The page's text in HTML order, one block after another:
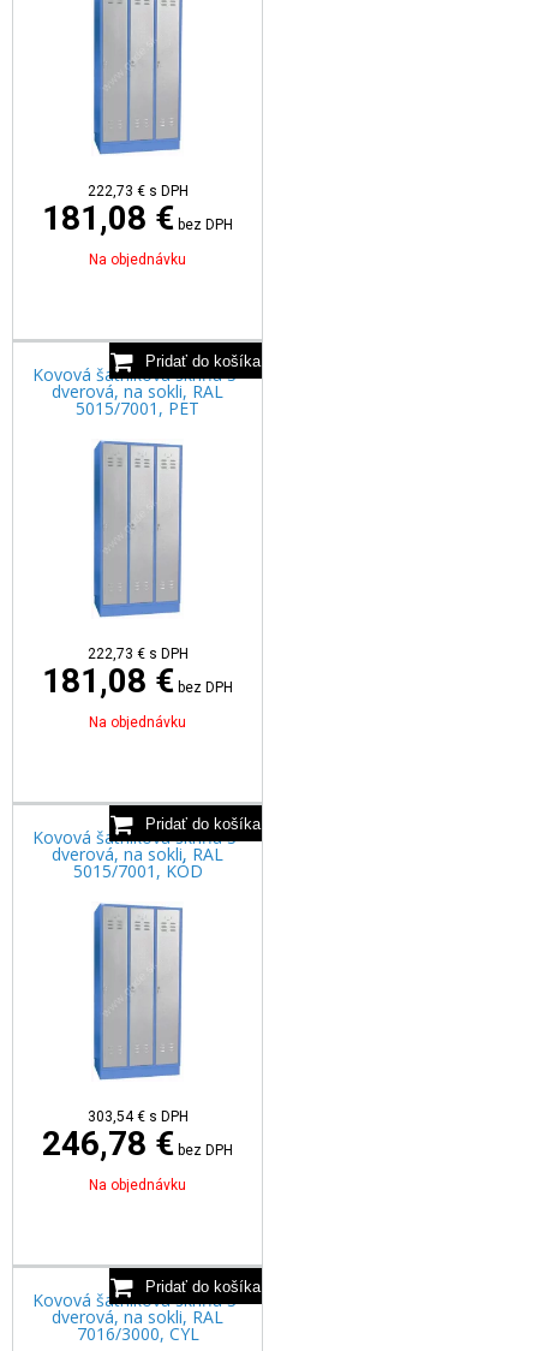
222,73 € s DPH
181,08 € bez DPH
Na objednávku
Kovová šatníková skriňa 3-
dverová, na sokli, RAL
5015/7001, PET
222,73 € s DPH
181,08 € bez DPH
Na objednávku
Kovová šatníková skriňa 3-
dverová, na sokli, RAL
5015/7001, KÓD
303,54 € s DPH
246,78 € bez DPH
Na objednávku
Kovová šatníková skriňa 3-
dverová, na sokli, RAL
7016/3000, CYL